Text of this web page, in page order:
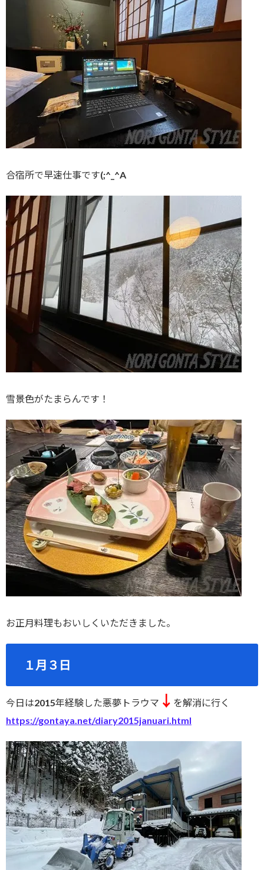
合宿所で早速仕事です(;^_^A
雪景色がたまらんです！
お正月料理もおいしくいただきました。
１月３日
今日は2015年経験した悪夢トラウマ ↓ を解消に行く
https://gontaya.net/diary2015januari.html